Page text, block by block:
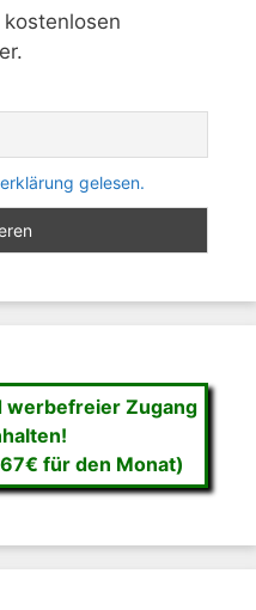
gelesen.
werbefreier Zugang
für den Monat)